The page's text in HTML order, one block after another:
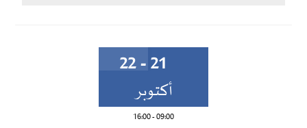
21 - 22
أكتوبر
09:00
-
16:00